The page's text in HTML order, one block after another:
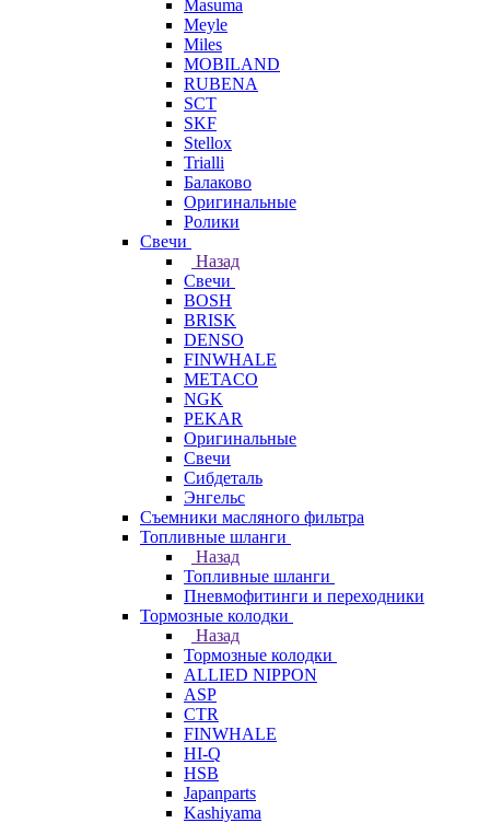
Masuma
Meyle
Miles
MOBILAND
RUBENA
SCT
SKF
Stellox
Trialli
Балаково
Оригинальные
Ролики
Свечи
Назад
Свечи
BOSH
BRISK
DENSO
FINWHALE
METACO
NGK
PEKAR
Оригинальные
Свечи
Сибдеталь
Энгельс
Съемники масляного фильтра
Топливные шланги
Назад
Топливные шланги
Пневмофитинги и переходники
Тормозные колодки
Назад
Тормозные колодки
ALLIED NIPPON
ASP
CTR
FINWHALE
HI-Q
HSB
Japanparts
Kashiyama